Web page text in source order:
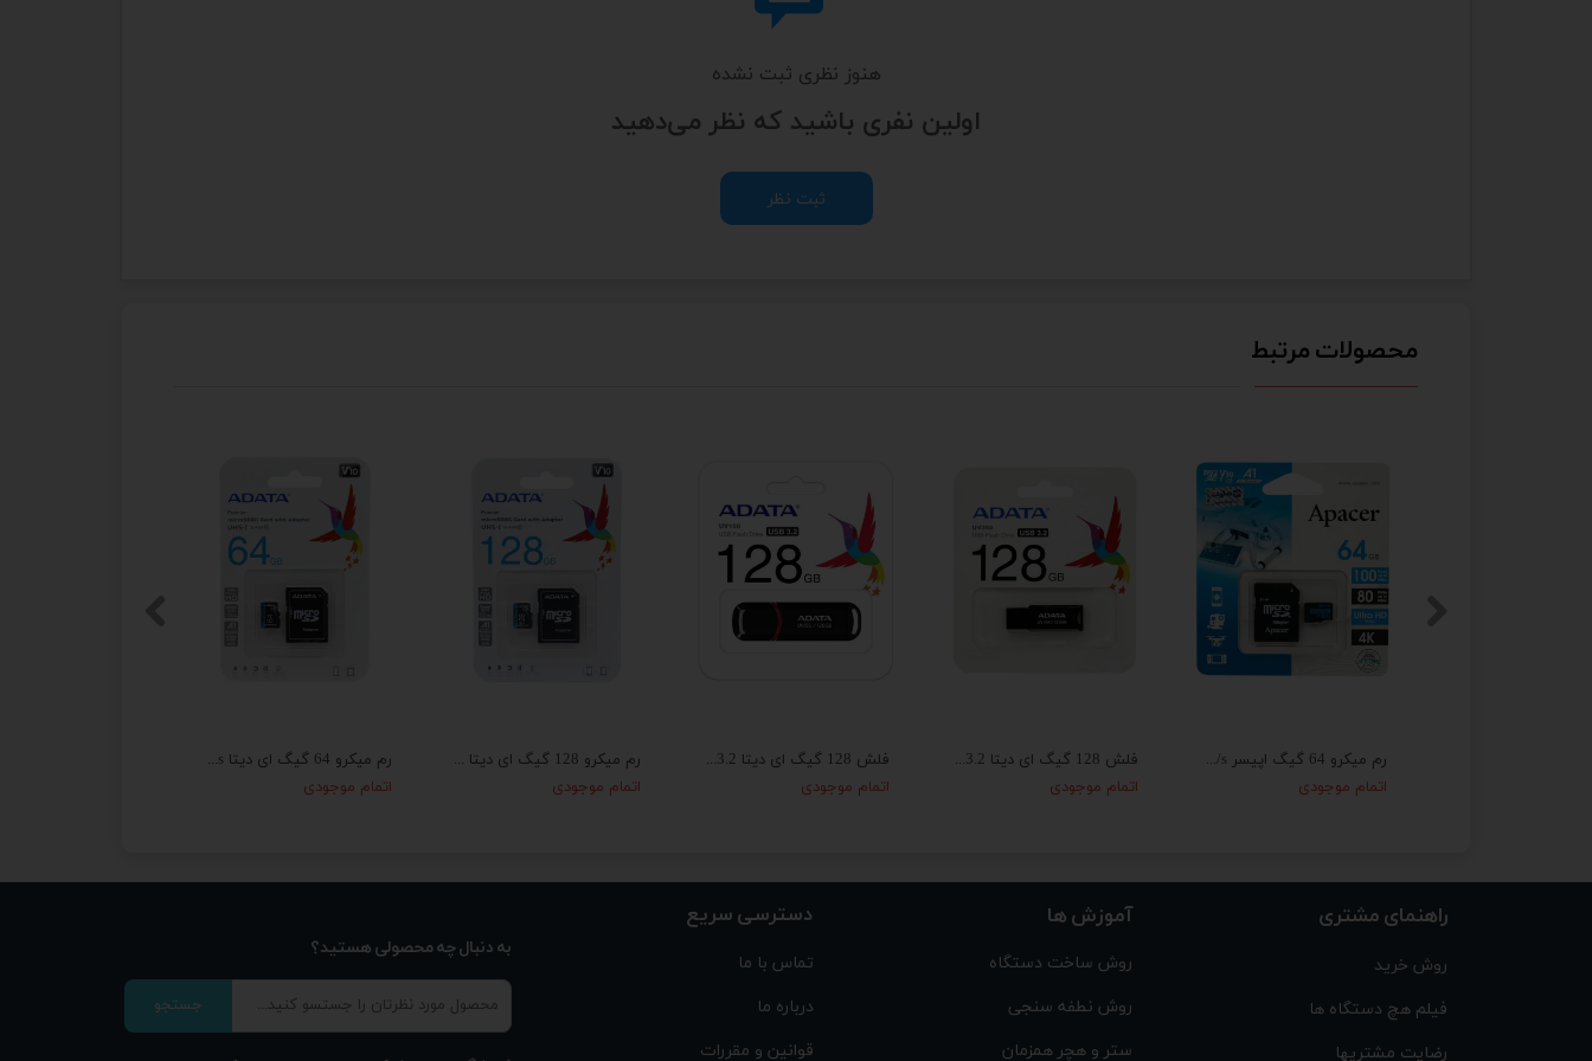
هنوز نظری ثبت نشده
اولین نفری باشید که نظر می‌دهید
ثبت نظر
محصولات مرتبط
رم میکرو 64 گیگ ای دیتا ADATA Premier V10 U1 A1 100MB/s + خشاب
اتمام موجودی
رم میکرو 128 گیگ ای دیتا ADATA Premier AP V10 U1 100MB/s + خشاب
اتمام موجودی
فلش 128 گیگ ای دیتا ADATA USB 3.2
اتمام موجودی
فلش 128 گیگ ای دیتا ADATA USB3.2
اتمام موجودی
رم میکرو 64 گیگ اپیسر Apacer Rioo A1 V30 U3 C10 100MB/s + خشاب
اتمام موجودی
راهنمای مشتری
روش خرید
فیلم هچ دستگاه ها
رضایت مشتریها
آموزش ها
روش ساخت دستگاه
روش نطفه سنجی
ستر و هچر همزمان
دسترسی سریع
تماس با ما
درباره ما
قوانین و مقررات
به دنبال چه محصولی هستید؟
جستجو